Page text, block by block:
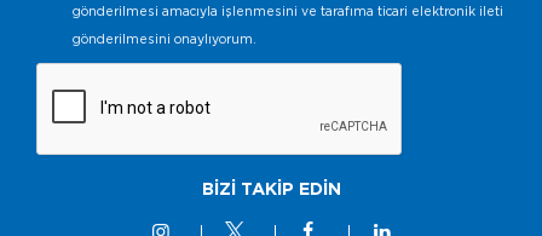
gönderilmesi amacıyla işlenmesini ve tarafıma ticari elektronik ileti
gönderilmesini onaylıyorum.
BİZİ TAKİP EDİN